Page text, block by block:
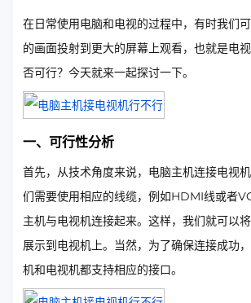
在日常使用电脑和电视的过程中，有时我们
的画面投射到更大的屏幕上观看，也就是电
否可行？今天就来一起探讨一下。
一、可行性分析
首先，从技术角度来说，电脑主机连接电视
们需要使用相应的线缆，例如HDMI线或者
主机与电视机连接起来。这样，我们就可以
展示到电视机上。当然，为了确保连接成功
机和电视机都支持相应的接口。